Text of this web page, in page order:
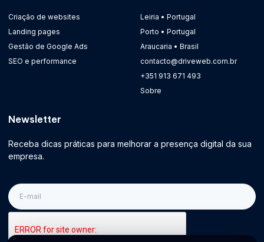
Criação de websites
Landing pages
Gestão de Google Ads
SEO e performance
Leiria • Portugal
Porto • Portugal
Araucaria • Brasil
contacto@driveweb.com.br
+351 913 671 493
Sobre
Newsletter
Receba dicas práticas para melhorar a presença digital da sua
empresa.
E-
mail